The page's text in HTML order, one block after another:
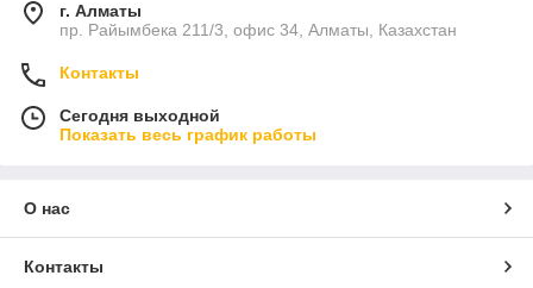
г. Алматы
пр. Райымбека 211/3, офис 34, Алматы, Казахстан
Контакты
Сегодня выходной
Показать весь график работы
О нас
Контакты